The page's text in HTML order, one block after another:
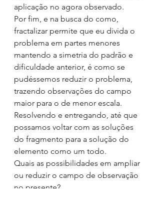
aplicação no agora observado.
Por fim, e na busca do como,
fractalizar permite que eu divida o
problema em partes menores
mantendo a simetria do padrão e
dificuldade anterior, é como se
pudéssemos reduzir o problema,
trazendo observações do campo
maior para o de menor escala.
Resolvendo e entregando, até que
possamos voltar com as soluções
do fragmento para a solução do
elemento como um todo.
Quais as possibilidades em ampliar
ou reduzir o campo de observação
no presente?